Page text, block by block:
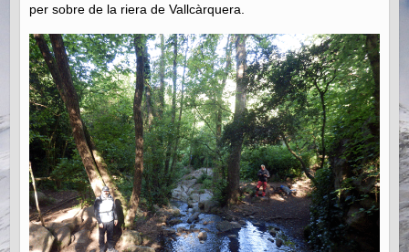
per sobre de la riera de Vallcàrquera.